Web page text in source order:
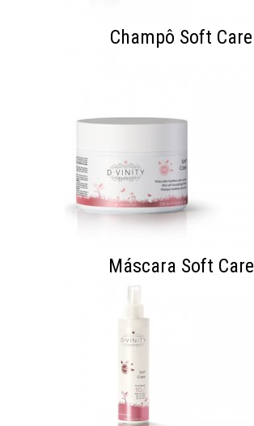
Champô Soft Care
Máscara Soft Care